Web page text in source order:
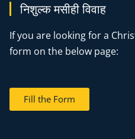
निशुल्क मसीही विवाह
If you are looking for a
form on the below page:
Fill the Form